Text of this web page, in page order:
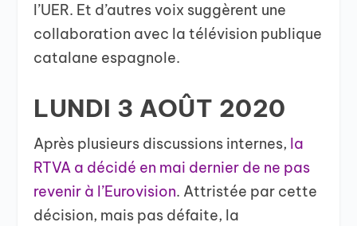
l’UER. Et d’autres voix suggèrent une
collaboration avec la télévision publique
catalane espagnole.
LUNDI 3 AOÛT 2020
Après plusieurs discussions internes, la
RTVA a décidé en mai dernier de ne pas
revenir à l’Eurovision. Attristée par cette
décision, mais pas défaite, la